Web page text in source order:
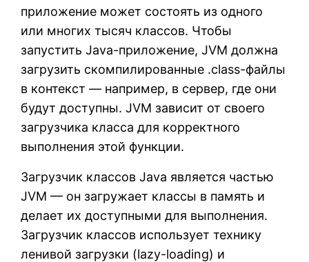
приложение может состоять из одного
или многих тысяч классов. Чтобы
запустить Java-приложение, JVM должна
загрузить скомпилированные .class-файлы
в контекст — например, в сервер, где они
будут доступны. JVM зависит от своего
загрузчика класса для корректного
выполнения этой функции.
Загрузчик классов Java является частью
JVM — он загружает классы в память и
делает их доступными для выполнения.
Загрузчик классов использует технику
ленивой загрузки (lazy-loading) и